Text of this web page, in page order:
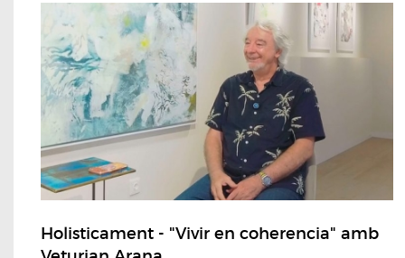
Holisticament - "Vivir en coherencia" amb